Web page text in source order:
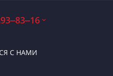
С НАМИ